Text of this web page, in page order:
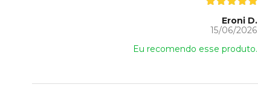
Eroni D.
15/06/2026
Eu recomendo esse produto.